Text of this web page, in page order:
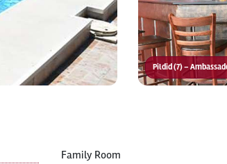
Pildid (7) –
Family Room